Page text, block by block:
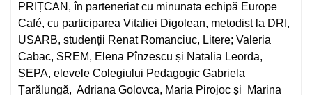
PRIȚCAN, în parteneriat cu minunata echipă Europe
Café, cu participarea Vitaliei Digolean, metodist la DRI,
USARB, studenții Renat Romanciuc, Litere; Valeria
Cabac, SREM, Elena Pînzescu și Natalia Leorda,
ȘEPA, elevele Colegiului Pedagogic Gabriela
Țarălungă, Adriana Golovca, Maria Pirojoc și Marina